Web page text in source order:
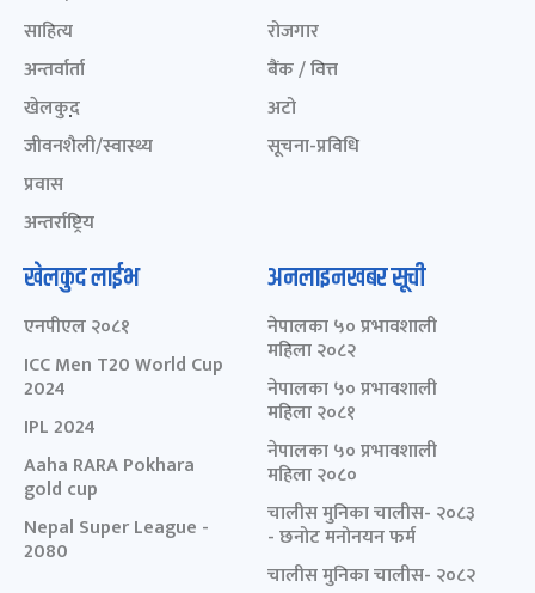
साहित्य
अन्तर्वार्ता
खेलकुद़़
जीवनशैली/स्वास्थ्य
प्रवास
अन्तर्राष्ट्रिय
रोजगार
बैंक / वित्त
अटो
सूचना-प्रविधि
खेलकुद लाईभ
एनपीएल २०८१
ICC Men T20 World Cup
2024
IPL 2024
Aaha RARA Pokhara
gold cup
Nepal Super League -
2080
अनलाइनखबर सूची
नेपालका ५० प्रभावशाली
महिला २०८२
नेपालका ५० प्रभावशाली
महिला २०८१
नेपालका ५० प्रभावशाली
महिला २०८०
चालीस मुनिका चालीस- २०८३
- छनोट मनोनयन फर्म
चालीस मुनिका चालीस- २०८२